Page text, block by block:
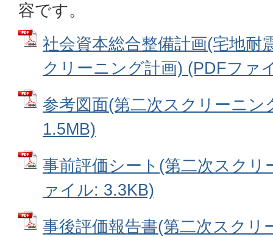
容です。
社会資本総合整備計画(宅地耐
クリーニング計画) (PDFファ
参考図面(第二次スクリーニ
1.5MB)
事前評価シート(第二次スク
ァイル: 3.3KB)
事後評価報告書(第二次スクリ